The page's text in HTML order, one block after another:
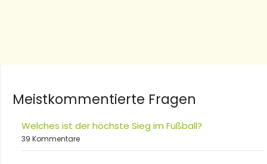
Meistkommentierte Fragen
Welches ist der höchste Sieg im Fußball?
39 Kommentare